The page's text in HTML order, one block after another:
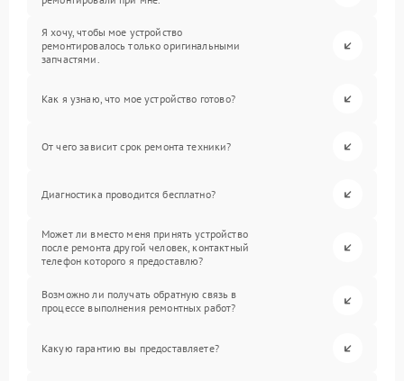
Я хочу, чтобы мое устройство
ремонтировалось только оригинальными
запчастями.
Как я узнаю, что мое устройство готово?
От чего зависит срок ремонта техники?
Диагностика проводится бесплатно?
Может ли вместо меня принять устройство
после ремонта другой человек, контактный
телефон которого я предоставлю?
Возможно ли получать обратную связь в
процессе выполнения ремонтных работ?
Какую гарантию вы предоставляете?